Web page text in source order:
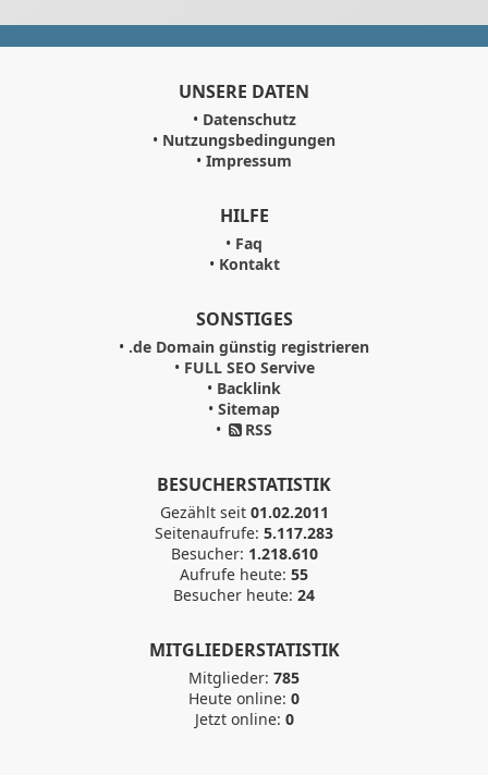
UNSERE DATEN
• Datenschutz
• Nutzungsbedingungen
• Impressum
HILFE
• Faq
• Kontakt
SONSTIGES
• .de Domain günstig registrieren
• FULL SEO Servive
• Backlink
• Sitemap
•
RSS
BESUCHERSTATISTIK
Gezählt seit 01.02.2011
Seitenaufrufe: 5.117.283
Besucher: 1.218.610
Aufrufe heute: 55
Besucher heute: 24
MITGLIEDERSTATISTIK
Mitglieder: 785
Heute online: 0
Jetzt online: 0